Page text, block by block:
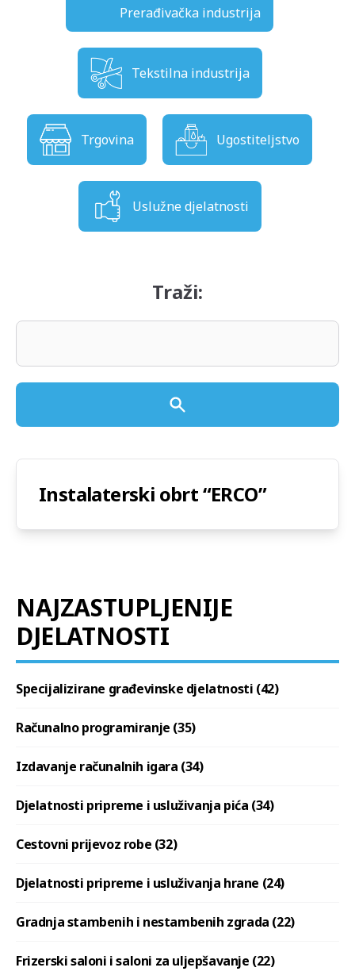
Prerađivačka industrija
Tekstilna industrija
Trgovina Ugostiteljstvo
Uslužne djelatnosti
Traži:
Instalaterski obrt “ERCO”
NAJZASTUPLJENIJE
DJELATNOSTI
Specijalizirane građevinske djelatnosti (42)
Računalno programiranje (35)
Izdavanje računalnih igara (34)
Djelatnosti pripreme i usluživanja pića (34)
Cestovni prijevoz robe (32)
Djelatnosti pripreme i usluživanja hrane (24)
Gradnja stambenih i nestambenih zgrada (22)
Frizerski saloni i saloni za uljepšavanje (22)